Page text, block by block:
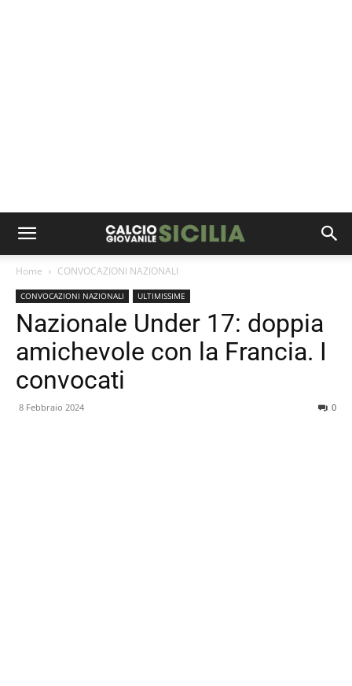
Home CONVOCAZIONI NAZIONALI
CONVOCAZIONI NAZIONALI ULTIMISSIME
Nazionale Under 17: doppia
amichevole con la Francia. I
convocati
8 Febbraio 2024 0